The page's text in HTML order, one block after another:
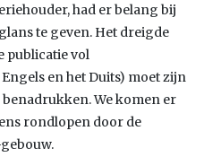
had er belang bij
te geven. Het dreigde
publicatie vol
en het Duits) moet zijn
We komen er
rondlopen door de